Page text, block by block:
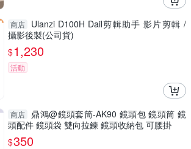
商店
Ulanzi D100H Dail剪輯助手 影片剪輯 /
攝影後製(公司貨)
$1,230
活動
商店
鼎鴻@鏡頭套筒-AK90 鏡頭包 鏡頭筒 鏡
頭配件 鏡頭袋 雙向拉鍊 鏡頭收納包 可腰掛
$350